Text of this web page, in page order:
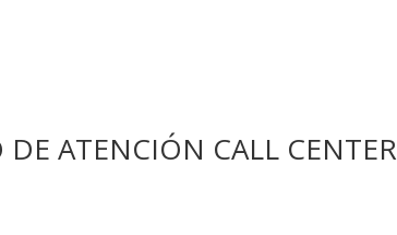
ATENCIÓN CALL CENTER